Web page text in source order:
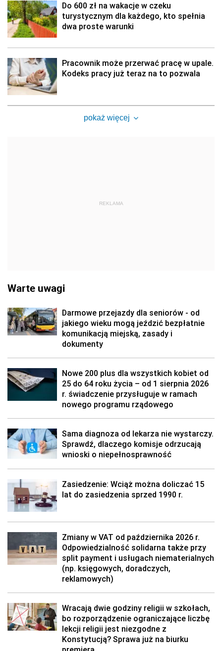
Do 600 zł na wakacje w czeku
turystycznym dla każdego, kto spełnia
dwa proste warunki
Pracownik może przerwać pracę w upale.
Kodeks pracy już teraz na to pozwala
pokaż więcej
REKLAMA
Warte uwagi
Darmowe przejazdy dla seniorów - od
jakiego wieku mogą jeździć bezpłatnie
komunikacją miejską, zasady i
dokumenty
Nowe 200 plus dla wszystkich kobiet od
25 do 64 roku życia – od 1 sierpnia 2026
r. świadczenie przysługuje w ramach
nowego programu rządowego
Sama diagnoza od lekarza nie wystarczy.
Sprawdź, dlaczego komisje odrzucają
wnioski o niepełnosprawność
Zasiedzenie: Wciąż można doliczać 15
lat do zasiedzenia sprzed 1990 r.
Zmiany w VAT od października 2026 r.
Odpowiedzialność solidarna także przy
split payment i usługach niematerialnych
(np. księgowych, doradczych,
reklamowych)
Wracają dwie godziny religii w szkołach,
bo rozporządzenie ograniczające liczbę
lekcji religii jest niezgodne z
Konstytucją? Sprawa już na biurku